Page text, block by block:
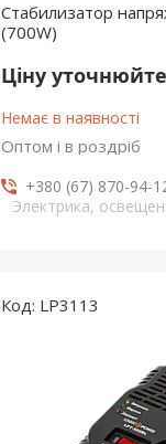
Стабилизатор
(700W)
Ціну уточнюйте
Немає в наявності
Оптом і в роздріб
+380 (67) 870-94-
Электрика,
LP3113